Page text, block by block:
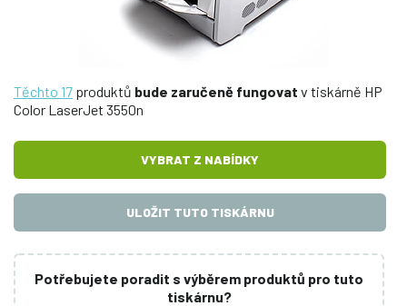
Těchto 17 produktů bude zaručeně fungovat v tiskárně HP
Color LaserJet 3550n
VYBRAT Z NABÍDKY
ULOŽIT TUTO TISKÁRNU
Potřebujete poradit s výběrem produktů pro tuto
tiskárnu?